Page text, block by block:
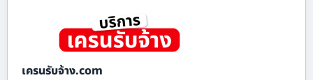
เครนรับจ้าง.com